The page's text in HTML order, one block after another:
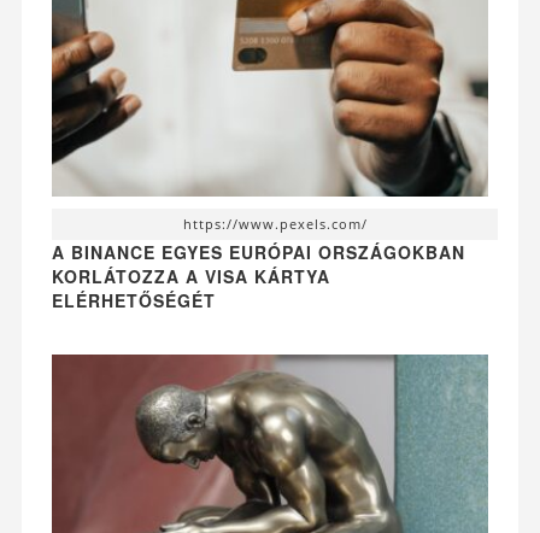
https://www.pexels.com/
A BINANCE EGYES EURÓPAI ORSZÁGOKBAN
KORLÁTOZZA A VISA KÁRTYA
ELÉRHETŐSÉGÉT